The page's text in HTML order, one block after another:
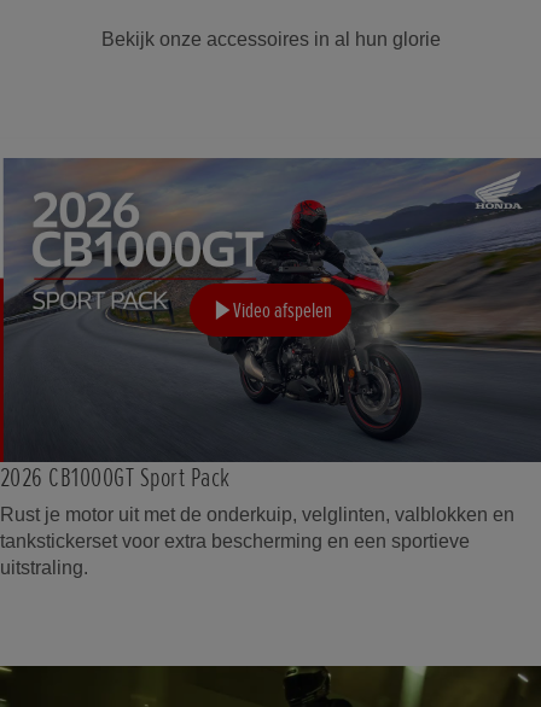
Bekijk onze accessoires in al hun glorie
Video afspelen
2026 CB1000GT Sport Pack
Rust je motor uit met de onderkuip, velglinten, valblokken en
tankstickerset voor extra bescherming en een sportieve
uitstraling.